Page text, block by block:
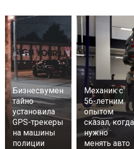
Бизнесвумен
тайно
установила
GPS-трекеры
на машины
полиции
Механик с
56-летним
опытом
сказал, когда
нужно
менять авто